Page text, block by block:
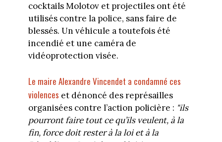
cocktails Molotov et projectiles ont été
utilisés contre la police, sans faire de
blessés. Un véhicule a toutefois été
incendié et une caméra de
vidéoprotection visée.
Le maire Alexandre Vincendet a condamné ces
violences et dénoncé des représailles
organisées contre l’action policière : "ils
pourront faire tout ce qu’ils veulent, à la
fin, force doit rester à la loi et à la